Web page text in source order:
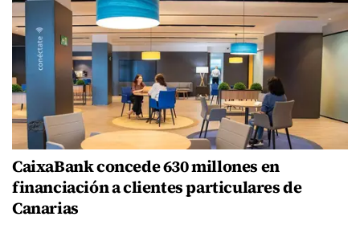
CaixaBank concede 630 millones en
financiación a clientes particulares de
Canarias